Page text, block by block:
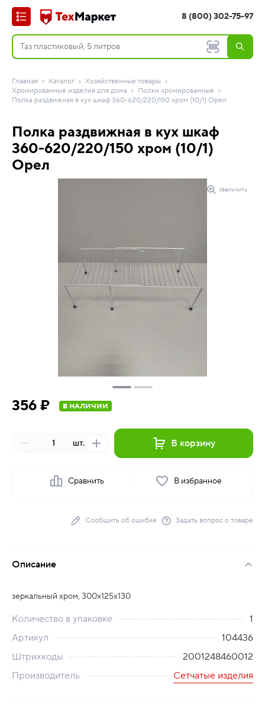
8 (800) 302-75-97
Главная Каталог
Хозяйственные товары
Хромированные изделия для дома
Полки хромированные
Полка раздвижная в кух шкаф 360-620/220/150 хром (10/1) Орел
Полка раздвижная в кух шкаф
360-620/220/150 хром (10/1)
Орел
Увеличить
356 ₽ В НАЛИЧИИ
шт. В корзину
Сравнить В избранное
Сообщить об ошибке Задать вопрос о товаре
Описание
зеркальный хром, 300х125х130
Количество в упаковке
1
Артикул
104436
Штрихкоды
2001248460012
Производитель
Сетчатые изделия